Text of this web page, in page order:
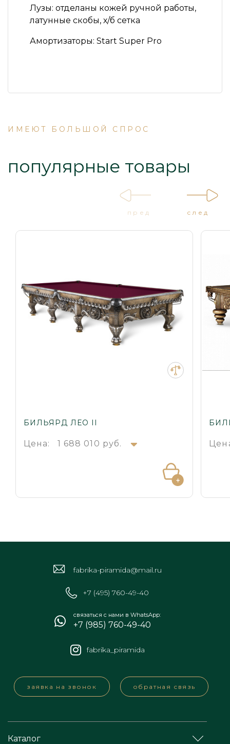
Лузы: отделаны кожей ручной работы,
латунные скобы, х/б сетка
Амортизаторы: Start Super Pro
ИМЕЮТ БОЛЬШОЙ СПРОС
популярные товары
БИЛЬЯРД ЛЕО II
Цена: 1 688 010 руб.
пред след
fabrika-piramida@mail.ru
+7 (495) 760-49-40
связаться с нами в WhatsApp:
+7 (985) 760-49-40
fabrika_piramida
заявка на звонок обратная связь
Каталог